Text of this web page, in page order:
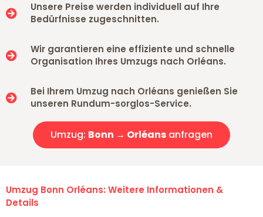
Unsere Preise werden individuell auf Ihre
Bedürfnisse zugeschnitten.
Wir garantieren eine effiziente und schnelle
Organisation Ihres Umzugs nach Orléans.
Bei Ihrem Umzug nach Orléans genießen Sie
unseren Rundum-sorglos-Service.
Umzug: Bonn → Orléans anfragen
Umzug Bonn Orléans: Weitere Informationen &
Details